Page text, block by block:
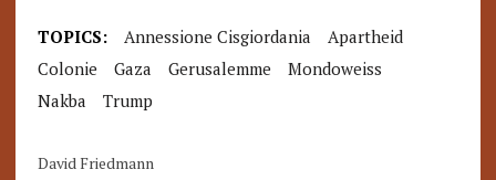
TOPICS: Annessione Cisgiordania
Apartheid
Colonie
Gaza Gerusalemme
Mondoweiss
Nakba
Trump
David Friedmann